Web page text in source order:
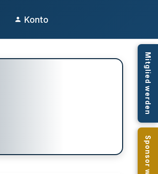
Konto
Mitglied werden